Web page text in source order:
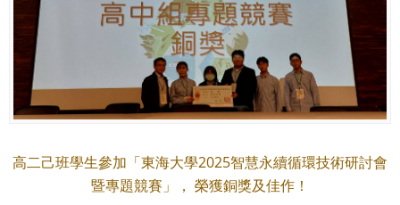
高二己班學生參加「東海大學2025智慧永續循環技術研討會
暨專題競賽」， 榮獲銅獎及佳作！